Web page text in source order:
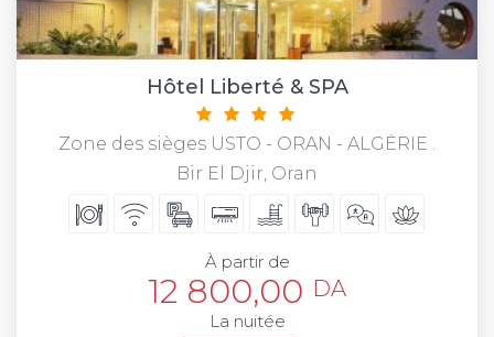
Hôtel Liberté & SPA
Zone des sièges USTO - ORAN - ALGÉRIE .
Bir El Djir, Oran
À partir de
12 800,00 DA
La nuitée